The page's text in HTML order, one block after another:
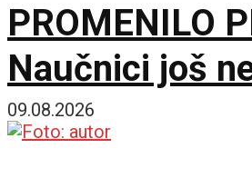
PROMENILO
Naučnici još
šta ga je
09.08.2026